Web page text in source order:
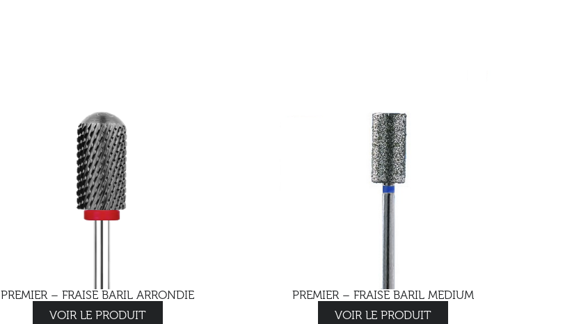
PREMIER – FRAISE BARIL ARRONDIE
VOIR LE PRODUIT
PREMIER – FRAISE BARIL MEDIUM
VOIR LE PRODUIT